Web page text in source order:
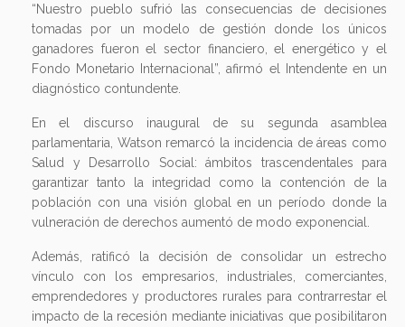
“Nuestro pueblo sufrió las consecuencias de decisiones
tomadas por un modelo de gestión donde los únicos
ganadores fueron el sector financiero, el energético y el
Fondo Monetario Internacional”, afirmó el Intendente en un
diagnóstico contundente.
En el discurso inaugural de su segunda asamblea
parlamentaria, Watson remarcó la incidencia de áreas como
Salud y Desarrollo Social: ámbitos trascendentales para
garantizar tanto la integridad como la contención de la
población con una visión global en un período donde la
vulneración de derechos aumentó de modo exponencial.
Además, ratificó la decisión de consolidar un estrecho
vínculo con los empresarios, industriales, comerciantes,
emprendedores y productores rurales para contrarrestar el
impacto de la recesión mediante iniciativas que posibilitaron